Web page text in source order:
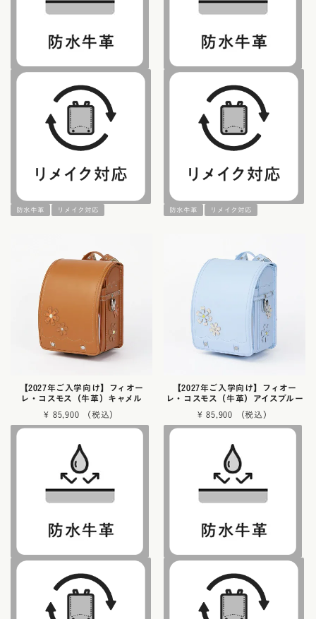
防水牛革 リメイク対応 防水牛革 リメイク対応
【2027年ご入学向け】フィオー
レ・コスモス（牛革）キャメル
¥ 85,900
【2027年ご入学向け】フィオー
レ・コスモス（牛革）アイスブルー
¥ 85,900